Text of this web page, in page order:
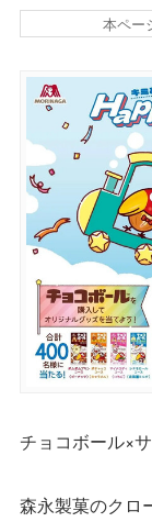
本ペー
チョコボール×
森永製菓のクロ